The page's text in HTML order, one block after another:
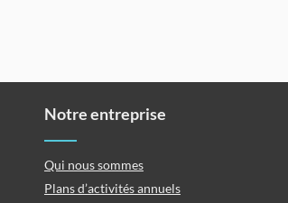
Notre entreprise
Qui nous sommes
Plans d’activités annuels